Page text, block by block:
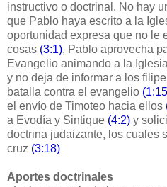
instructivo o doctrinal. No hay
que Pablo haya escrito a la
oportunidad expresa que no le
cosas (3:1), Pablo aprovecha
Evangelio animando a la
y no deja de informar a los
batalla contra el evangelio
el envío de Timoteo hacia ellos
a Evodía y Sintique (4:2) y
doctrina judaizante, los cuales
cruz (3:18)
Aportes doctrinales